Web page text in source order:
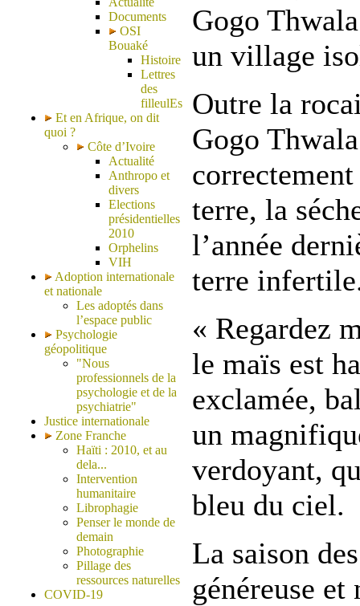
Documents
OSI
Bouaké
Histoire
Lettres
des
filleulEs
Et en Afrique, on dit
quoi ?
Côte d’Ivoire
Actualité
Anthropo et
divers
Elections
présidentielles
2010
Orphelins
VIH
Adoption internationale
et nationale
Les adoptés dans
l’espace public
Psychologie
géopolitique
"Nous
professionnels de la
psychologie et de la
psychiatrie"
Justice internationale
Zone Franche
Haïti : 2010, et au
dela...
Intervention
humanitaire
Librophagie
Penser le monde de
demain
Photographie
Pillage des
ressources naturelles
COVID-19
Gogo
un village
Outre la
Gogo
terre, la
l’année
terre
« Regardez
le maïs est
exclamée,
un
verdoyant,
bleu du ciel.
La saison
généreuse et